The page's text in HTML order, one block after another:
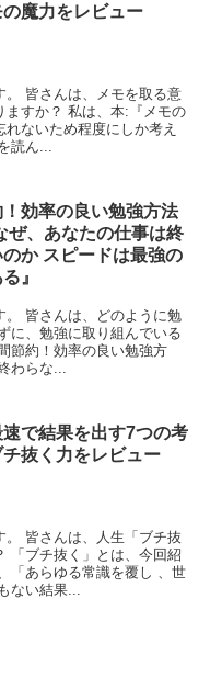
魔力をレビュー
。 皆さんは、メモを取る意
ますか？ 私は、本:『メモの
ないため程度にしか考え
読ん...
！効率の良い勉強方法
ぜ、あなたの仕事は終
か スピードは最強の
』
。 皆さんは、どのように勉
に、勉強に取り組んでいる
節約！効率の良い勉強方
わらな...
速で結果を出す7つの考
チ抜く力をレビュー
。 皆さんは、人生「ブチ抜
「ブチ抜く」とは、今回紹
「あらゆる常識を覆し 、世
ない結果...